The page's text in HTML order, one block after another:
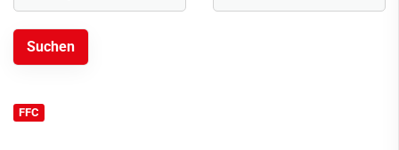
FFC